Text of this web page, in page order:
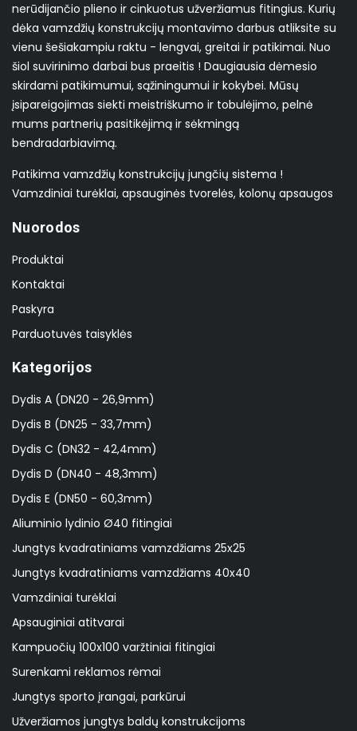
nerūdijančio plieno ir cinkuotus užveržiamus fitingius. Kurių
dėka vamzdžių konstrukcijų montavimo darbus atliksite su
vienu šešiakampiu raktu - lengvai, greitai ir patikimai. Nuo
šiol suvirinimo darbai bus praeitis ! Daugiausia dėmesio
skirdami patikimumui, sąžiningumui ir kokybei. Mūsų
įsipareigojimas siekti meistriškumo ir tobulėjimo, pelnė
mums partnerių pasitikėjimą ir sėkmingą
bendradarbiavimą.
Patikima vamzdžių konstrukcijų jungčių sistema !
Vamzdiniai turėklai, apsauginės tvorelės, kolonų apsaugos
Nuorodos
Produktai
Kontaktai
Paskyra
Parduotuvės taisyklės
Kategorijos
Dydis A (DN20 - 26,9mm)
Dydis B (DN25 - 33,7mm)
Dydis C (DN32 - 42,4mm)
Dydis D (DN40 - 48,3mm)
Dydis E (DN50 - 60,3mm)
Aliuminio lydinio Ø40 fitingiai
Jungtys kvadratiniams vamzdžiams 25x25
Jungtys kvadratiniams vamzdžiams 40x40
Vamzdiniai turėklai
Apsauginiai atitvarai
Kampuočių 100x100 varžtiniai fitingiai
Surenkami reklamos rėmai
Jungtys sporto įrangai, parkūrui
Užveržiamos jungtys baldų konstrukcijoms